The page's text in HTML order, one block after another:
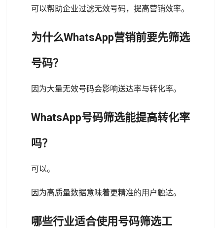
可以帮助企业过滤无效号码，提高营销效率。
为什么WhatsApp营销前要先筛选
号码？
因为大量无效号码会影响送达率与转化率。
WhatsApp号码筛选能提高转化率
吗？
可以。
因为高质量数据意味着更精准的用户触达。
哪些行业适合使用号码筛选工